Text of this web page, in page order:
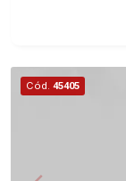
Martinelli
imobiliário
Cód. 45405